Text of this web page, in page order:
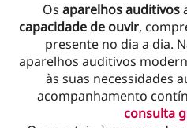
Os aparelhos auditivos
capacidade de ouvir,
presente no dia a dia.
aparelhos auditivos
às suas necessidades
acompanhamento
consulta